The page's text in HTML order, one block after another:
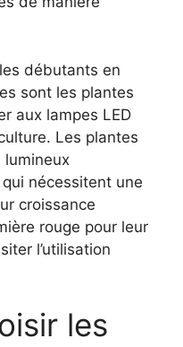
débutants en
sont les plantes
aux lampes LED
Les plantes
nécessitent une
croissance
rouge pour leur
l’utilisation
les